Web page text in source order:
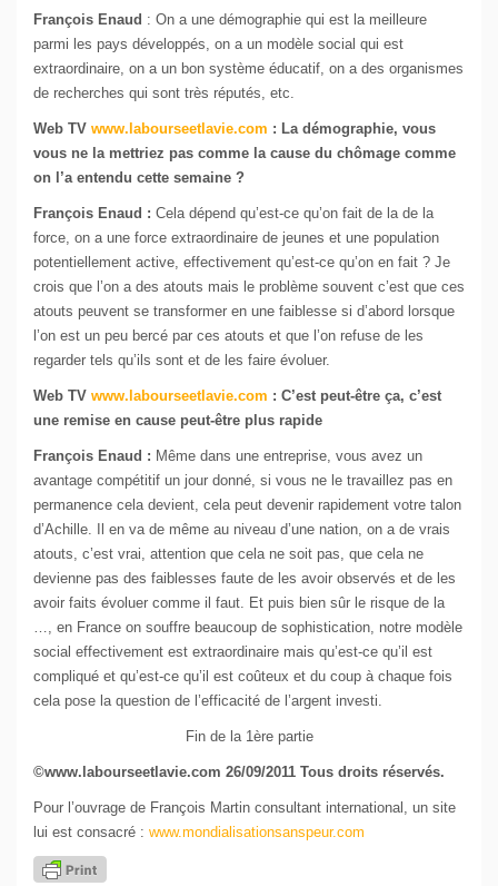
François Enaud : On a une démographie qui est la meilleure
parmi les pays développés, on a un modèle social qui est
extraordinaire, on a un bon système éducatif, on a des organismes
de recherches qui sont très réputés, etc.
Web TV www.labourseetlavie.com : La démographie, vous
vous ne la mettriez pas comme la cause du chômage comme
on l’a entendu cette semaine ?
François Enaud : Cela dépend qu’est-ce qu’on fait de la de la
force, on a une force extraordinaire de jeunes et une population
potentiellement active, effectivement qu’est-ce qu’on en fait ? Je
crois que l’on a des atouts mais le problème souvent c’est que ces
atouts peuvent se transformer en une faiblesse si d’abord lorsque
l’on est un peu bercé par ces atouts et que l’on refuse de les
regarder tels qu’ils sont et de les faire évoluer.
Web TV www.labourseetlavie.com : C’est peut-être ça, c’est
une remise en cause peut-être plus rapide
François Enaud : Même dans une entreprise, vous avez un
avantage compétitif un jour donné, si vous ne le travaillez pas en
permanence cela devient, cela peut devenir rapidement votre talon
d’Achille. Il en va de même au niveau d’une nation, on a de vrais
atouts, c’est vrai, attention que cela ne soit pas, que cela ne
devienne pas des faiblesses faute de les avoir observés et de les
avoir faits évoluer comme il faut. Et puis bien sûr le risque de la
…, en France on souffre beaucoup de sophistication, notre modèle
social effectivement est extraordinaire mais qu’est-ce qu’il est
compliqué et qu’est-ce qu’il est coûteux et du coup à chaque fois
cela pose la question de l’efficacité de l’argent investi.
Fin de la 1ère partie
©www.labourseetlavie.com 26/09/2011 Tous droits réservés.
Pour l’ouvrage de François Martin consultant international, un site
lui est consacré : www.mondialisationsanspeur.com